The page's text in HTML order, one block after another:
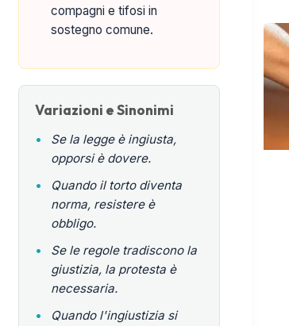
compagni e tifosi in
sostegno comune.
Variazioni e Sinonimi
•
Se la legge è ingiusta,
opporsi è dovere.
•
Quando il torto diventa
norma, resistere è
obbligo.
•
Se le regole tradiscono la
giustizia, la protesta è
necessaria.
•
Quando l'ingiustizia si